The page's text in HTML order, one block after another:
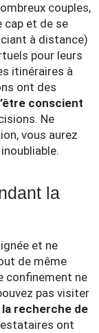
couples,
cap et de se
à distance)
pour leurs
itinéraires à
ont des
conscient
Ne
vous aurez
la
et ne
de même
confinement ne
pas visiter
recherche de
ont